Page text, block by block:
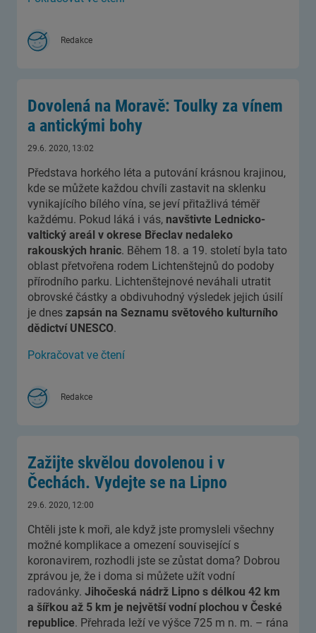
Redakce
Dovolená na Moravě: Toulky za vínem
a antickými bohy
29.6. 2020, 13:02
Představa horkého léta a putování krásnou krajinou,
kde se můžete každou chvíli zastavit na sklenku
vynikajícího bílého vína, se jeví přitažlivá téměř
každému. Pokud láká i vás, navštivte Lednicko-
valtický areál v okrese Břeclav nedaleko
rakouských hranic. Během 18. a 19. století byla tato
oblast přetvořena rodem Lichtenštejnů do podoby
přírodního parku. Lichtenštejnové neváhali utratit
obrovské částky a obdivuhodný výsledek jejich úsilí
je dnes zapsán na Seznamu světového kulturního
dědictví UNESCO.
Pokračovat ve čtení
Redakce
Zažijte skvělou dovolenou i v
Čechách. Vydejte se na Lipno
29.6. 2020, 12:00
Chtěli jste k moři, ale když jste promysleli všechny
možné komplikace a omezení související s
koronavirem, rozhodli jste se zůstat doma? Dobrou
zprávou je, že i doma si můžete užít vodní
radovánky. Jihočeská nádrž Lipno s délkou 42 km
a šířkou až 5 km je největší vodní plochou v České
republice. Přehrada leží ve výšce 725 m n. m. – rána